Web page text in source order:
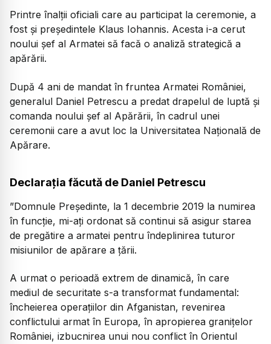
Printre înalții oficiali care au participat la ceremonie, a
fost și președintele Klaus Iohannis. Acesta i-a cerut
noului șef al Armatei să facă o analiză strategică a
apărării.
După 4 ani de mandat în fruntea Armatei României,
generalul Daniel Petrescu a predat drapelul de luptă și
comanda noului șef al Apărării, în cadrul unei
ceremonii care a avut loc la Universitatea Națională de
Apărare.
Declarația făcută de Daniel Petrescu
”Domnule Președinte, la 1 decembrie 2019 la numirea
în funcție, mi-ați ordonat să continui să asigur starea
de pregătire a armatei pentru îndeplinirea tuturor
misiunilor de apărare a țării.
A urmat o perioadă extrem de dinamică, în care
mediul de securitate s-a transformat fundamental:
încheierea operațiilor din Afganistan, revenirea
conflictului armat în Europa, în apropierea granițelor
României, izbucnirea unui nou conflict în Orientul